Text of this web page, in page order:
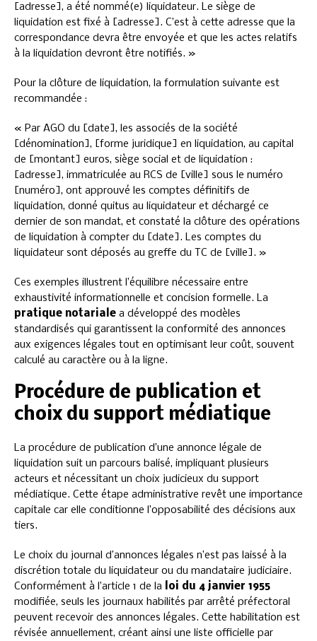
[adresse], a été nommé(e) liquidateur. Le siège de
liquidation est fixé à [adresse]. C’est à cette adresse que la
correspondance devra être envoyée et que les actes relatifs
à la liquidation devront être notifiés. »
Pour la clôture de liquidation, la formulation suivante est
recommandée :
« Par AGO du [date], les associés de la société
[dénomination], [forme juridique] en liquidation, au capital
de [montant] euros, siège social et de liquidation :
[adresse], immatriculée au RCS de [ville] sous le numéro
[numéro], ont approuvé les comptes définitifs de
liquidation, donné quitus au liquidateur et déchargé ce
dernier de son mandat, et constaté la clôture des opérations
de liquidation à compter du [date]. Les comptes du
liquidateur sont déposés au greffe du TC de [ville]. »
Ces exemples illustrent l’équilibre nécessaire entre
exhaustivité informationnelle et concision formelle. La
pratique notariale a développé des modèles
standardisés qui garantissent la conformité des annonces
aux exigences légales tout en optimisant leur coût, souvent
calculé au caractère ou à la ligne.
Procédure de publication et
choix du support médiatique
La procédure de publication d’une annonce légale de
liquidation suit un parcours balisé, impliquant plusieurs
acteurs et nécessitant un choix judicieux du support
médiatique. Cette étape administrative revêt une importance
capitale car elle conditionne l’opposabilité des décisions aux
tiers.
Le choix du journal d’annonces légales n’est pas laissé à la
discrétion totale du liquidateur ou du mandataire judiciaire.
Conformément à l’article 1 de la
loi du 4 janvier 1955
modifiée, seuls les journaux habilités par arrêté préfectoral
peuvent recevoir des annonces légales. Cette habilitation est
révisée annuellement, créant ainsi une liste officielle par